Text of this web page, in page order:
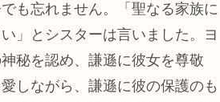
も忘れません。「聖なる家族に
」とシスターは言いました。ヨ
秘を認め、謙遜に彼女を尊敬
しながら、謙遜に彼の保護のも